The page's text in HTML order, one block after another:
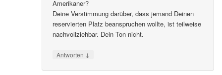
Amerikaner?
Deine Verstimmung darüber, dass jemand Deinen
reservierten Platz beanspruchen wollte, ist teilweise
nachvollziehbar. Dein Ton nicht.
Antworten ↓